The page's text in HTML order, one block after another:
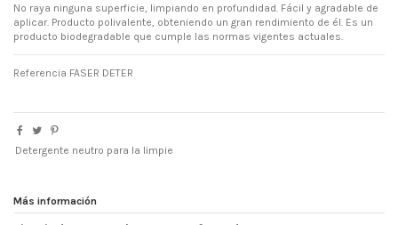
No raya ninguna superficie, limpiando en profundidad. Fácil y agradable de
aplicar. Producto polivalente, obteniendo un gran rendimiento de él. Es un
producto biodegradable que cumple las normas vigentes actuales.
Referencia FASER DETER
Detergente neutro para la limpie
Más información